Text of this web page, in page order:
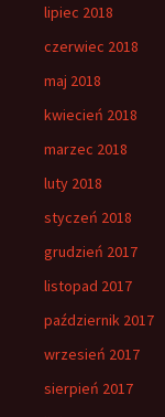
lipiec 2018
czerwiec 2018
maj 2018
kwiecień 2018
marzec 2018
luty 2018
styczeń 2018
grudzień 2017
listopad 2017
październik 2017
wrzesień 2017
sierpień 2017